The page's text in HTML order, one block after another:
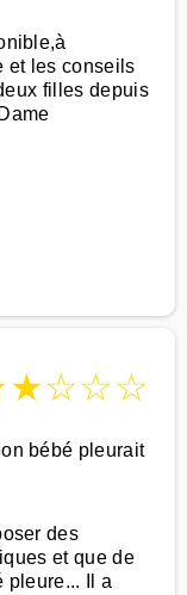
et les conseils
filles depuis
★☆☆☆
bébé pleurait
des
et que de
pleure... Il a